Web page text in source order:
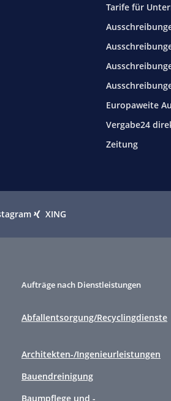
Tarife für
Europaweite
Vergabe24
Zeitung
XING
Aufträge nach Dienstleistungen
Abfallentsorgung/Recyclingdienste
Architekten-/Ingenieurleistungen
Bauendreinigung
Baumpflege und -